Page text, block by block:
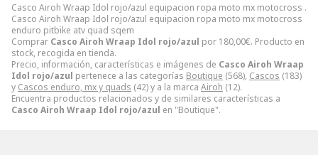
Casco Airoh Wraap Idol rojo/azul equipacion ropa moto mx motocross .
Casco Airoh Wraap Idol rojo/azul equipacion ropa moto mx motocross
enduro pitbike atv quad sqem
Comprar Casco Airoh Wraap Idol rojo/azul por 180,00€. Producto en
stock, recogida en tienda.
Precio, información, características e imágenes de Casco Airoh Wraap
Idol rojo/azul pertenece a las categorías Boutique (568), Cascos (183)
y Cascos enduro, mx y quads (42) y a la marca Airoh (12).
Encuentra productos relacionados y de similares características a
Casco Airoh Wraap Idol rojo/azul en "Boutique".